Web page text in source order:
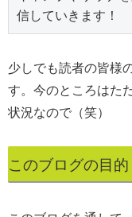
信していきます！
少しでも読者の皆様
す。今のところはた
状況なので（笑）
このブログの目的